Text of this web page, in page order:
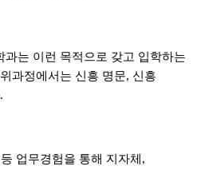
는 이런 목적으로 갖고 입학하는
과정에서는 신흥 명문, 신흥
.
업무경험을 통해 지자체,